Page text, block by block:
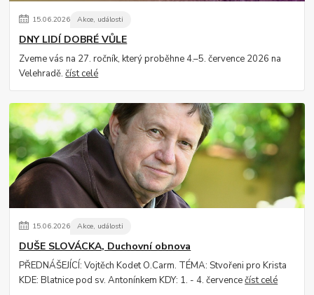
15.06.2026 Akce, události
DNY LIDÍ DOBRÉ VŮLE
Zveme vás na 27. ročník, který proběhne 4.–5. července 2026 na
Velehradě.číst celé
15.06.2026 Akce, události
DUŠE SLOVÁCKA, Duchovní obnova
PŘEDNÁŠEJÍCÍ: Vojtěch Kodet O.Carm. TÉMA: Stvořeni pro Krista
KDE: Blatnice pod sv. Antonínkem KDY: 1. - 4. červencečíst celé